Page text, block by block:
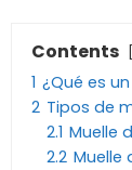
Contents
1 ¿Qué es
2 Tipos de
2.1 Muelle
2.2 Muelle